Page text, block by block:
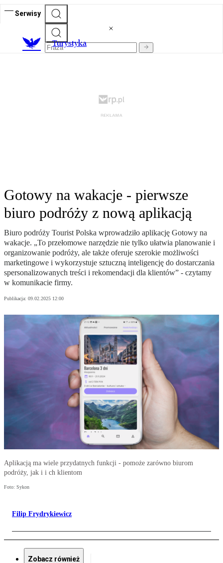
Serwisy
Turystyka
Gotowy na wakacje - pierwsze
biuro podróży z nową aplikacją
Biuro podróży Tourist Polska wprowadziło aplikację Gotowy na
wakacje. „To przełomowe narzędzie nie tylko ułatwia planowanie i
organizowanie podróży, ale także oferuje szerokie możliwości
marketingowe i wykorzystuje sztuczną inteligencję do dostarczania
spersonalizowanych treści i rekomendacji dla klientów” - czytamy
w komunikacie firmy.
Publikacja: 09.02.2025 12:00
Aplikacją ma wiele przydatnych funkcji - pomoże zarówno biurom
podróży, jak i i ch klientom
Foto: Sykon
Filip Frydrykiewicz
Zobacz również